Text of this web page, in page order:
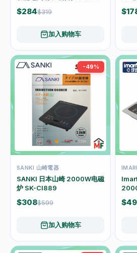
130A
$284$319
加入购物车
-49%
SANKI 山崎電器
SANKI 日本山崎 2000W电磁
炉 SK-CI889
$308$599
加入购物车
IIH-